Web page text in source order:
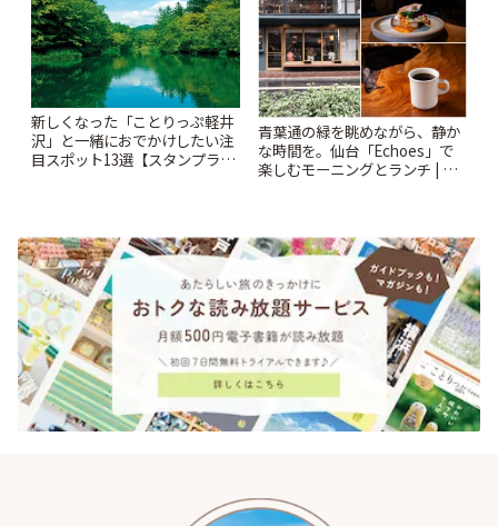
新しくなった「ことりっぷ軽井
沢」と一緒におでかけしたい注
目スポット13選【スタンプラリ
青葉通の緑を眺めながら、静か
な時間を。仙台「Echoes」で
楽しむモーニングとランチ | こ